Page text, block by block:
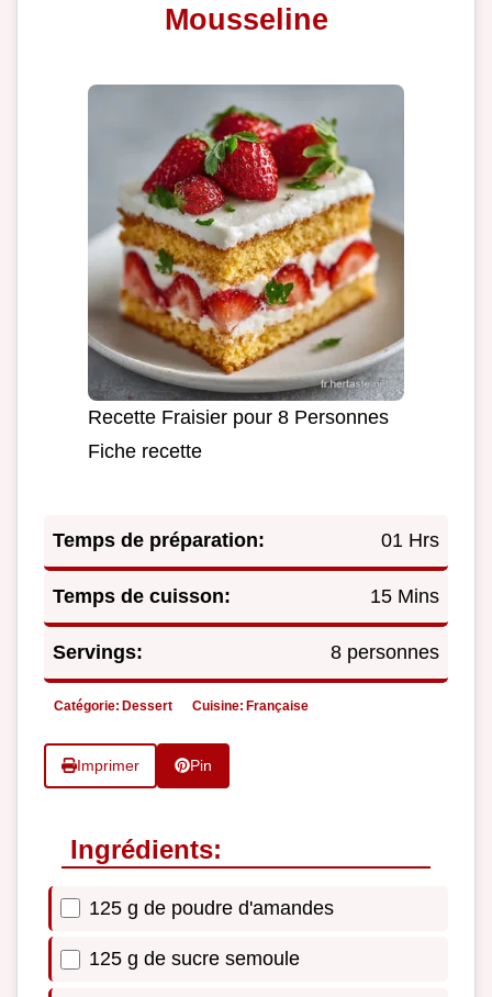
Mousseline
Recette Fraisier pour 8 Personnes
Fiche recette
Temps de préparation: 01 Hrs
Temps de cuisson: 15 Mins
Servings: 8 personnes
Catégorie: Dessert Cuisine: Française
Imprimer Pin
Ingrédients:
125 g de poudre d'amandes
125 g de sucre semoule